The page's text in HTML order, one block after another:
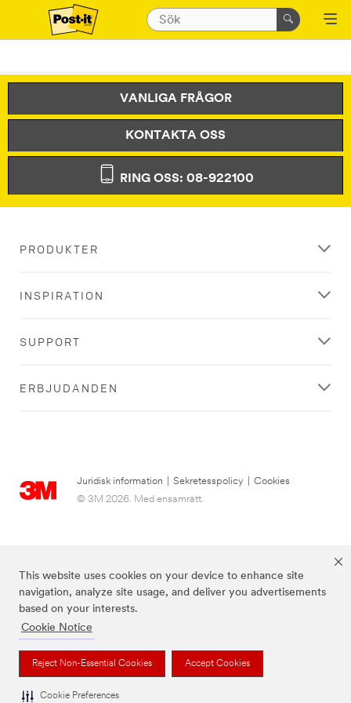
This website uses cookies on your device to enhance site
navigation, analyze site usage, and deliver you advertisements
based on your interests.
Cookie Notice
Reject Non-Essential Cookies Accept Cookies
Cookie Preferences
VANLIGA FRÅGOR
KONTAKTA OSS
RING OSS: 08-922100
PRODUKTER
INSPIRATION
SUPPORT
ERBJUDANDEN
Juridisk information Sekretesspolicy
Cookies
© 3M 2026. Med ensamrätt.
3M, Post-it® och färgen Canary Yellow™ är varumärken som tillhör 3M.